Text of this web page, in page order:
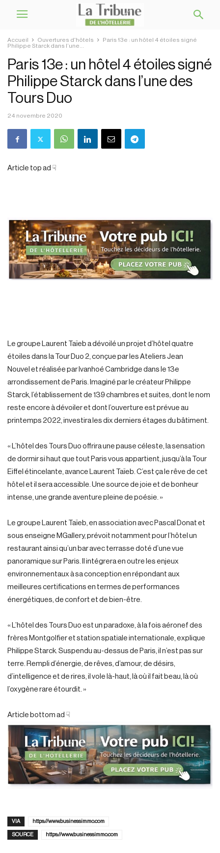
Accueil Ouvertures d'hôtels
Paris 13e : un hôtel 4 étoiles signé
Philippe Starck dans l’une...
Paris 13e : un hôtel 4 étoiles signé
Philippe Starck dans l’une des
Tours Duo
24 novembre 2020
Article top ad ☟
Le groupe Laurent Taïeb a dévoilé un projet d’hôtel quatre
étoiles dans la Tour Duo 2, conçue par les Ateliers Jean
Nouvel et réalisée par Ivanhoé Cambridge dans le 13e
arrondissement de Paris. Imaginé par le créateur Philippe
Starck, l’établissement de 139 chambres et suites, dont le nom
reste encore à dévoiler et dont l’ouverture est prévue au
printemps 2022, investira les dix derniers étages du bâtiment.
« L’hôtel des Tours Duo offrira une pause céleste, la sensation
de dormir si haut que tout Paris vous appartient, jusqu’à la Tour
Eiffel étincelante, avance Laurent Taïeb. C’est ça le rêve de cet
hôtel et il sera accessible. Une source de joie et de bonheur
intense, une grande aventure pleine de poésie. »
Le groupe Laurent Taïeb, en association avec Pascal Donat et
sous enseigne MGallery, prévoit notamment pour l’hôtel un
restaurant ainsi qu’un bar avec terrasse doté d’une vue
panoramique sur Paris. Il intégrera en outre les enjeux
environnementaux à sa conception en répondant aux
meilleures certifications en termes de performances
énergétiques, de confort et de bien-être.
« L’hôtel des Tours Duo est un paradoxe, à la fois aéronef des
frères Montgolfier et station spatiale internationale, explique
Philippe Starck. Suspendu au-dessus de Paris, il n’est pas sur
terre. Rempli d’énergie, de rêves, d’amour, de désirs,
d’intelligence et de rires, il vole là-haut, là où il fait beau, là où
l’oxygène rare étourdit. »
Article bottom ad ☟
VIA https://www.businessimmo.com
SOURCE https://www.businessimmo.com